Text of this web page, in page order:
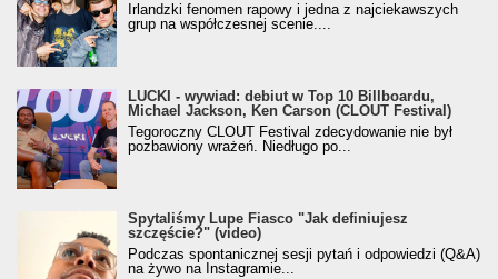
Irlandzki fenomen rapowy i jedna z najciekawszych
grup na współczesnej scenie....
LUCKI - wywiad: debiut w Top 10 Billboardu,
Michael Jackson, Ken Carson (CLOUT Festival)
Tegoroczny CLOUT Festival zdecydowanie nie był
pozbawiony wrażeń. Niedługo po...
Spytaliśmy Lupe Fiasco "Jak definiujesz
szczęście?" (video)
Podczas spontanicznej sesji pytań i odpowiedzi (Q&A)
na żywo na Instagramie...